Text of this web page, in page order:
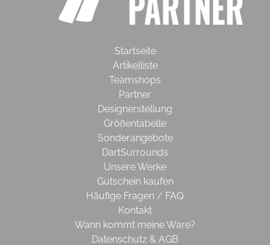
Startseite
Artikelliste
Teamshops
Partner
Designerstellung
Größentabelle
Sonderangebote
DartSurrounds
Unsere Werke
Gutschein kaufen
Häufige Fragen / FAQ
Kontakt
Wann kommt meine Ware?
Datenschutz & AGB